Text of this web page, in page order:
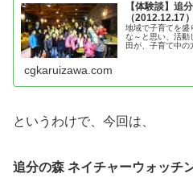
【体験談】追
（2012.12.17）
地域で子育てを盛
な～と思い、活動
田が、子育て中の
cgkaruizawa.com
というわけで、今回は、
追分の森 ネイチャーウォッチ